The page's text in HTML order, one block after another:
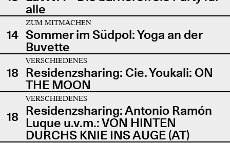
alle
14
ZUM MITMACHEN
Sommer im Südpol: Yoga an der
Buvette
18
VERSCHIEDENES
Residenzsharing: Cie. Youkali: ON
THE MOON
18
VERSCHIEDENES
Residenzsharing: Antonio Ramón
Luque u.v.m.: VON HINTEN
DURCHS KNIE INS AUGE (AT)